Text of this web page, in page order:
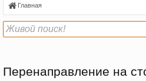
Главная
Перенаправление на